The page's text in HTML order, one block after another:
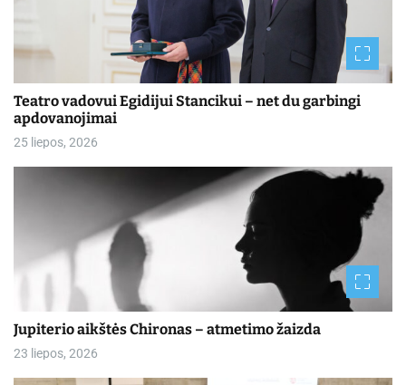
Teatro vadovui Egidijui Stancikui – net du garbingi
apdovanojimai
25 liepos, 2026
Jupiterio aikštės Chironas – atmetimo žaizda
23 liepos, 2026